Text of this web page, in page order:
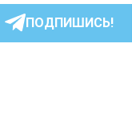
ПОДПИШИСЬ!